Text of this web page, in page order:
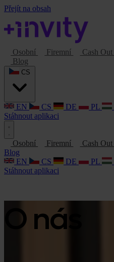
Přejít na obsah
Osobní Firemní Cash Out
Blog
EN CS DE PL
Stáhnout aplikaci
Osobní Firemní Cash Out
Blog
EN
CS DE PL
Stáhnout aplikaci
O nás